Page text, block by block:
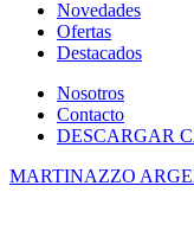
Novedades
Ofertas
Destacados
Nosotros
Contacto
DESCARGAR
MARTINAZZO